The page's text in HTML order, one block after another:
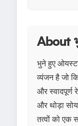
About
भुने हुए
व्यंजन है जो
और
और थोड़ा
तत्वों को एक